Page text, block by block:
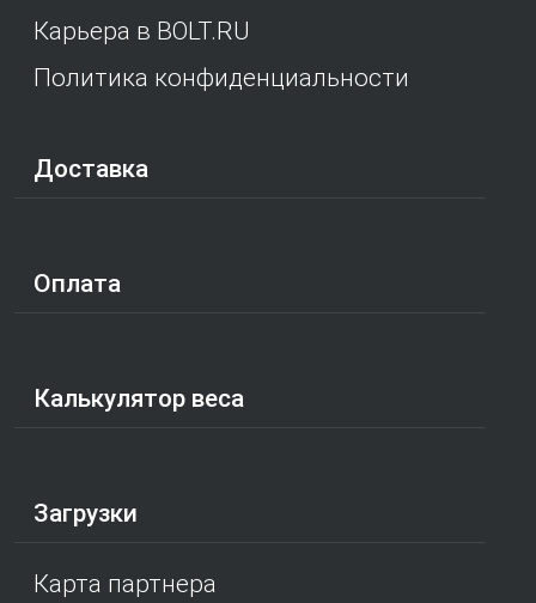
Карьера в BOLT.RU
Политика конфиденциальности
Доставка
Оплата
Калькулятор веса
Загрузки
Карта партнера